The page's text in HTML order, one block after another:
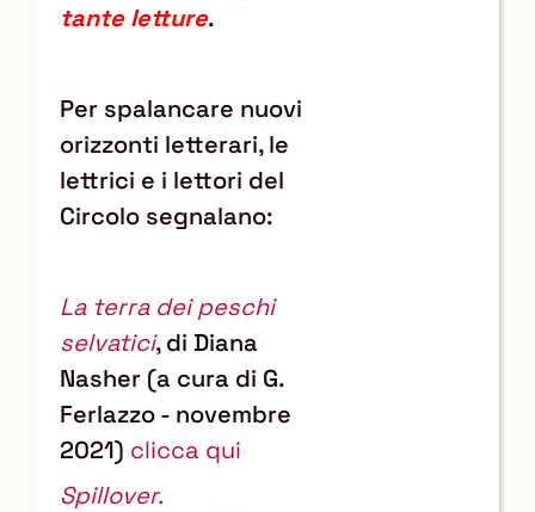
tante letture.
Per spalancare nuovi
orizzonti letterari, le
lettrici e i lettori del
Circolo segnalano:
La terra dei peschi
selvatici, di Diana
Nasher (a cura di G.
Ferlazzo - novembre
2021) clicca qui
Spillover.